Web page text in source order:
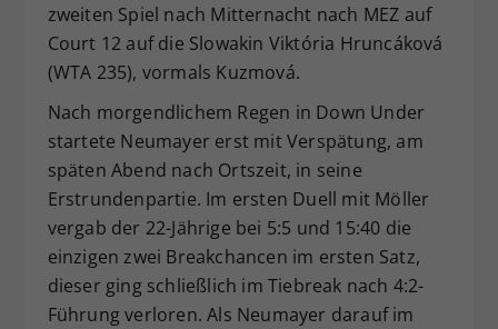
zweiten Spiel nach Mitternacht nach MEZ auf
Court 12 auf die Slowakin Viktória Hruncáková
(WTA 235), vormals Kuzmová.
Nach morgendlichem Regen in Down Under
startete Neumayer erst mit Verspätung, am
späten Abend nach Ortszeit, in seine
Erstrundenpartie. Im ersten Duell mit Möller
vergab der 22-Jährige bei 5:5 und 15:40 die
einzigen zwei Breakchancen im ersten Satz,
dieser ging schließlich im Tiebreak nach 4:2-
Führung verloren. Als Neumayer darauf im